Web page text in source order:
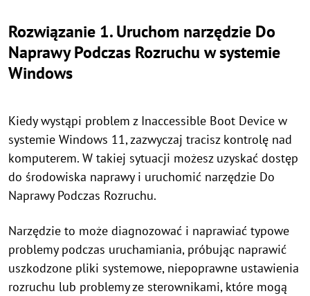
Rozwiązanie 1. Uruchom narzędzie Do
Naprawy Podczas Rozruchu w systemie
Windows
Kiedy wystąpi problem z Inaccessible Boot Device w
systemie Windows 11, zazwyczaj tracisz kontrolę nad
komputerem. W takiej sytuacji możesz uzyskać dostęp
do środowiska naprawy i uruchomić narzędzie Do
Naprawy Podczas Rozruchu.
Narzędzie to może diagnozować i naprawiać typowe
problemy podczas uruchamiania, próbując naprawić
uszkodzone pliki systemowe, niepoprawne ustawienia
rozruchu lub problemy ze sterownikami, które mogą